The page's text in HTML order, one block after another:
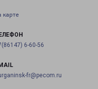
карте
6-60-56
fr@pecom.ru